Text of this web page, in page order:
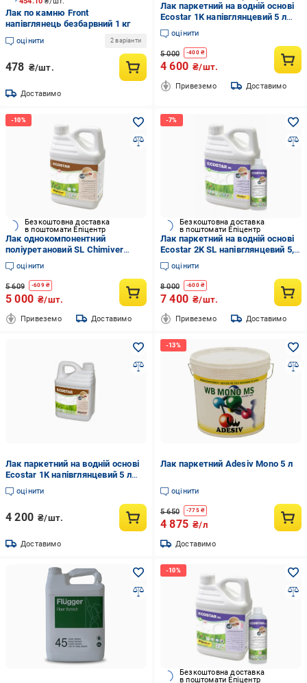
Лак по камню Front
напівглянець безбарвний 1 кг
оцінити 2 варіанти
478 ₴/шт.
Доставимо
Лак паркетний на водній основі
Ecostar 1K напівглянцевий 5 л
(ch-31514/1)
оцінити
5 000 -400₴
4 600 ₴/шт.
Привеземо Доставимо
Безкоштовна доставка
в поштомати Епіцентр
Лак однокомпонентний
поліуретановий SL Chimiver
Ecostarй на водній основі
напівглянцевий 5 л
оцінити
5 609 -609₴
5 000 ₴/шт.
Привеземо Доставимо
Безкоштовна доставка
в поштомати Епіцентр
Лак паркетний на водній основі
Ecostar 2K SL напівглянцевий 5,5
л
оцінити
8 000 -600₴
7 400 ₴/шт.
Привеземо Доставимо
Лак паркетний на водній основі
Ecostar 1K напівглянцевий 5 л
(9606305)
оцінити
4 200 ₴/шт.
Доставимо
Лак паркетний Adesiv Mono 5 л
оцінити
5 650 -775₴
4 875 ₴/л
Доставимо
Безкоштовна доставка
в поштомати Епіцентр